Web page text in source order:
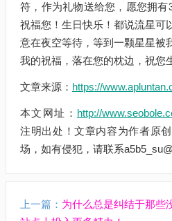
符，作为礼物送给您，愿您拥
祝福您！生日快乐！都说流星可
意在夜空等待，等到一颗星星被
我的祝福，落在您的枕边，祝您
文章来源： https://
本文网址： http://
注明出处！文章内容为作者原
场，如有侵犯，请联系
上一篇： 为什么总是纠结于那些